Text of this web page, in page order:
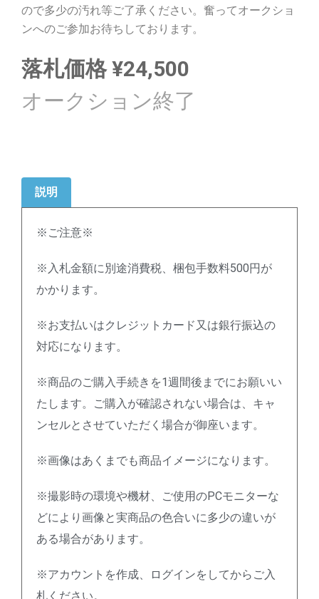
ので多少の汚れ等ご了承ください。奮ってオークショ
ンへのご参加お待ちしております。
落札価格¥24,500
説明
※ご注意※
※入札金額に別途消費税、梱包手数料500円が
かかります。
※お支払いはクレジットカード又は銀行振込の
対応になります。
※商品のご購入手続きを1週間後までにお願いい
たします。ご購入が確認されない場合は、キャ
ンセルとさせていただく場合が御座います。
※画像はあくまでも商品イメージになります。
※撮影時の環境や機材、ご使用のPCモニターな
どにより画像と実商品の色合いに多少の違いが
ある場合があります。
※アカウントを作成、ログインをしてからご入
札ください。